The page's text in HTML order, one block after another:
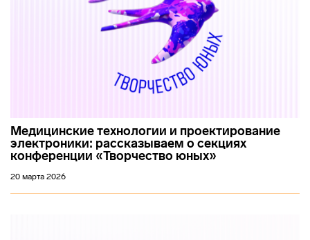
Медицинские технологии и проектирование
электроники: рассказываем о секциях
конференции «Творчество юных»
20 марта 2026